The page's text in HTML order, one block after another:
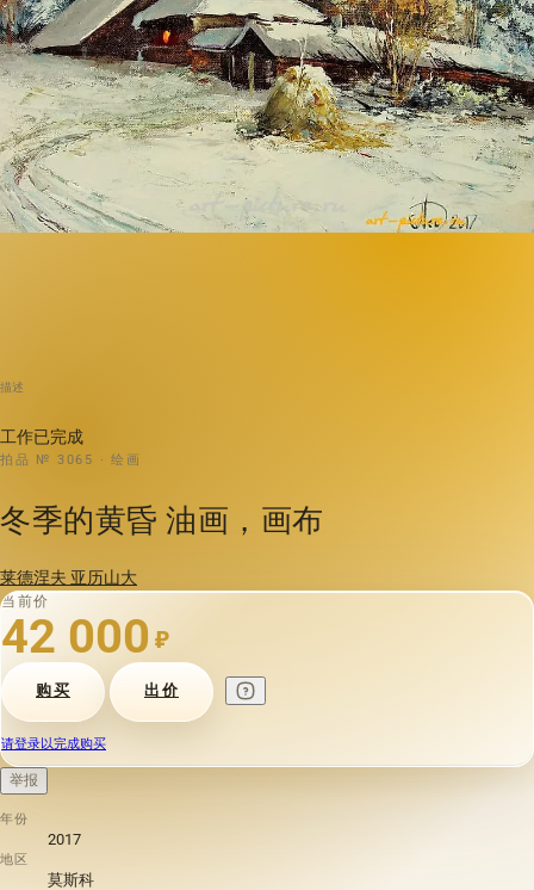
描述
工作已完成
拍品 № 3065 · 绘画
冬季的黄昏 油画，画布
莱德涅夫 亚历山大
当前价
42 000 ₽
购买 出价
请登录以完成购买
举报
年份
2017
地区
莫斯科